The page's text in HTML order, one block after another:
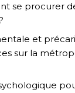
se procurer
et
sur la